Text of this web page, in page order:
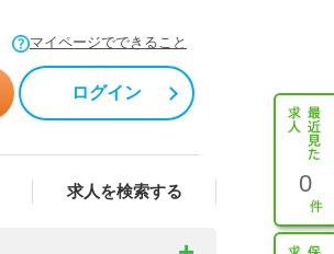
マイページでできること
ログイン
求人を検索する 0